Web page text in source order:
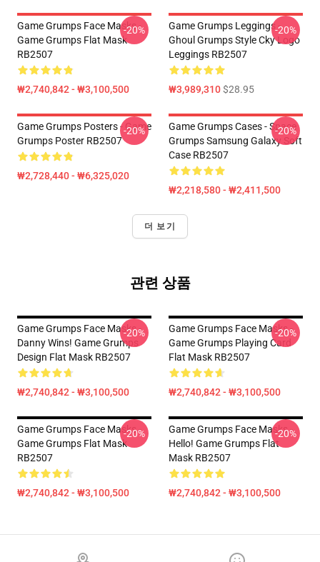
Game Grumps Face Masks -
Game Grumps Flat Mask
RB2507
₩2,740,842 - ₩3,100,500
-20%
Game Grumps Leggings -
Ghoul Grumps Style Cky Logo
Leggings RB2507
₩3,989,310$28.95
-20%
Game Grumps Posters - Game
Grumps Poster RB2507
₩2,728,440 - ₩6,325,020
-20%
Game Grumps Cases - Space
Grumps Samsung Galaxy Soft
Case RB2507
₩2,218,580 - ₩2,411,500
-20%
더 보기
관련 상품
Game Grumps Face Masks -
Danny Wins! Game Grumps
Design Flat Mask RB2507
₩2,740,842 - ₩3,100,500
-20%
Game Grumps Face Masks -
Game Grumps Playing Card
Flat Mask RB2507
₩2,740,842 - ₩3,100,500
-20%
Game Grumps Face Masks -
Game Grumps Flat Mask
RB2507
₩2,740,842 - ₩3,100,500
-20%
Game Grumps Face Masks -
Hello! Game Grumps Flat
Mask RB2507
₩2,740,842 - ₩3,100,500
-20%